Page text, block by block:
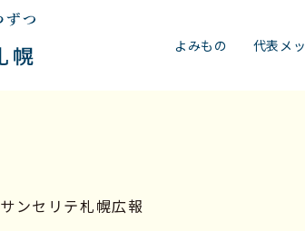
よみもの 代表メ
サンセリテ札幌広報